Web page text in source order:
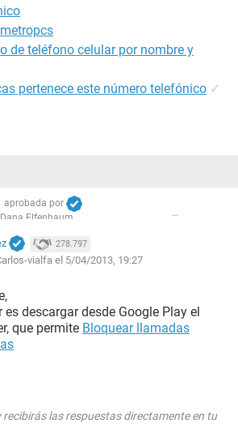
de teléfono celular por nombre y
pertenece este número telefónico ✓
aprobada por
Dana Elfenbaum
278.797
vialfa el 5/04/2013, 19:27
es descargar desde Google Play el
que permite Bloquear llamadas
recibirás las respuestas directamente en tu